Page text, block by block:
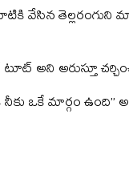
వేసిన తెల్లరంగుని
అని అరుస్తూ
ఒకే మార్గం